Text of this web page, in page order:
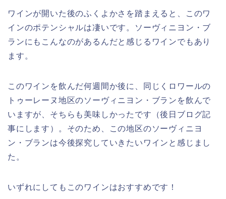
ワインが開いた後のふくよかさを踏まえると、このワ
インのポテンシャルは凄いです。ソーヴィニヨン・ブ
ランにもこんなのがあるんだと感じるワインでもあり
ます。
このワインを飲んだ何週間か後に、同じくロワールの
トゥーレーヌ地区のソーヴィニヨン・ブランを飲んで
いますが、そちらも美味しかったです（後日ブログ記
事にします）。そのため、この地区のソーヴィニヨ
ン・ブランは今後探究していきたいワインと感じまし
た。
いずれにしてもこのワインはおすすめです！